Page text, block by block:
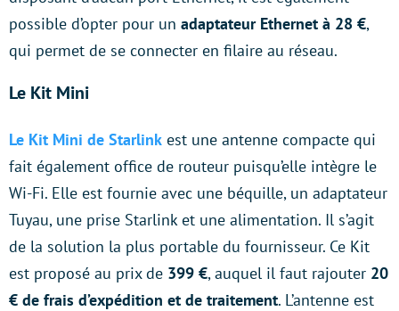
possible d’opter pour un adaptateur Ethernet à 28 €,
qui permet de se connecter en filaire au réseau.
Le Kit Mini
Le Kit Mini de Starlink est une antenne compacte qui
fait également office de routeur puisqu’elle intègre le
Wi-Fi. Elle est fournie avec une béquille, un adaptateur
Tuyau, une prise Starlink et une alimentation. Il s’agit
de la solution la plus portable du fournisseur. Ce Kit
est proposé au prix de 399 €, auquel il faut rajouter 20
€ de frais d’expédition et de traitement. L’antenne est